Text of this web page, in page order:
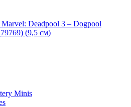
Deadpool 3 – Dogpool
(9,5 см)
Minis